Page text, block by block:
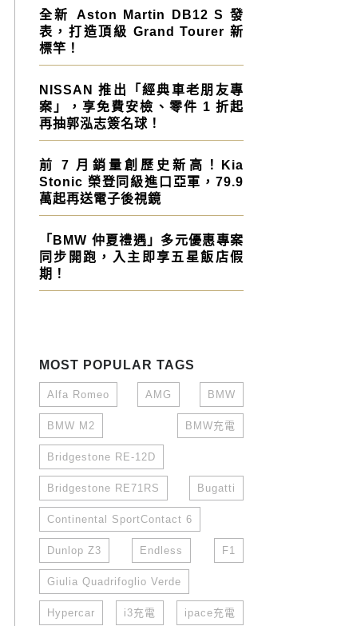
全新 Aston Martin DB12 S 發
表，打造頂級 Grand Tourer 新
標竿！
NISSAN 推出「經典車老朋友專
案」，享免費安檢、零件 1 折起
再抽郭泓志簽名球！
前 7 月銷量創歷史新高！Kia
Stonic 榮登同級進口亞軍，79.9
萬起再送電子後視鏡
「BMW 仲夏禮遇」多元優惠專案
同步開跑，入主即享五星飯店假
期！
MOST POPULAR TAGS
Alfa Romeo AMG BMW
BMW M2 BMW充電
Bridgestone RE-12D
Bridgestone RE71RS Bugatti
Continental SportContact 6
Dunlop Z3 Endless F1
Giulia Quadrifoglio Verde
Hypercar i3充電 ipace充電